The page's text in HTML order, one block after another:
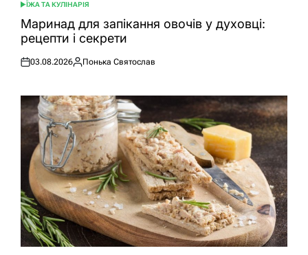
ОПУБЛІКУВАТИ
У
ЇЖА ТА КУЛІНАРІЯ
Маринад для запікання овочів у духовці:
рецепти і секрети
Оприлюднено
03.08.2026
Опубліковано
Понька Святослав